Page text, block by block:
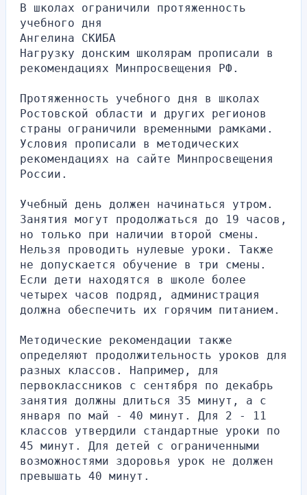
В школах ограничили протяженность
учебного дня
Ангелина СКИБА
Нагрузку донским школярам прописали в
рекомендациях Минпросвещения РФ.
Протяженность учебного дня в школах
Ростовской области и других регионов
страны ограничили временными рамками.
Условия прописали в методических
рекомендациях на сайте Минпросвещения
России.
Учебный день должен начинаться утром.
Занятия могут продолжаться до 19 часов,
но только при наличии второй смены.
Нельзя проводить нулевые уроки. Также
не допускается обучение в три смены.
Если дети находятся в школе более
четырех часов подряд, администрация
должна обеспечить их горячим питанием.
Методические рекомендации также
определяют продолжительность уроков для
разных классов. Например, для
первоклассников с сентября по декабрь
занятия должны длиться 35 минут, а с
января по май - 40 минут. Для 2 - 11
классов утвердили стандартные уроки по
45 минут. Для детей с ограниченными
возможностями здоровья урок не должен
превышать 40 минут.